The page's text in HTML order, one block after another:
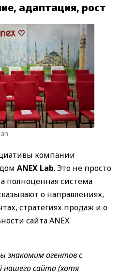
, адаптация, рост
компании
ANEX Lab. Это не просто
полноценная система
о направлениях,
стратегиях продаж и о
сайта ANEX.
знакомим агентов с
нашего сайта (хотя